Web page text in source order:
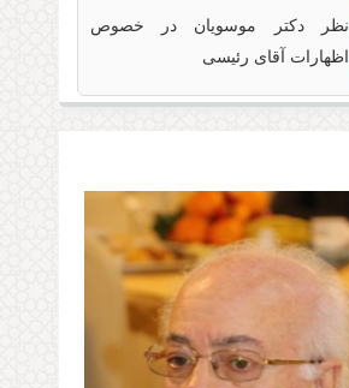
نظر دکتر موسویان در خصوص
اظهارات آقای رئیسی